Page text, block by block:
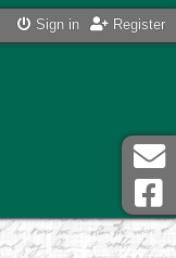
Sign in Register